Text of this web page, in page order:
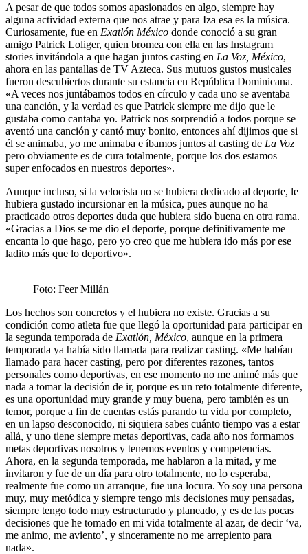
A pesar de que todos somos apasionados en algo, siempre hay
alguna actividad externa que nos atrae y para Iza esa es la música.
Curiosamente, fue en Exatlón México donde conoció a su gran
amigo Patrick Loliger, quien bromea con ella en las Instagram
stories invitándola a que hagan juntos casting en La Voz, México,
ahora en las pantallas de TV Azteca. Sus mutuos gustos musicales
fueron descubiertos durante su estancia en República Dominicana.
«A veces nos juntábamos todos en círculo y cada uno se aventaba
una canción, y la verdad es que Patrick siempre me dijo que le
gustaba como cantaba yo. Patrick nos sorprendió a todos porque se
aventó una canción y cantó muy bonito, entonces ahí dijimos que si
él se animaba, yo me animaba e íbamos juntos al casting de La Voz
pero obviamente es de cura totalmente, porque los dos estamos
super enfocados en nuestros deportes».
Aunque incluso, si la velocista no se hubiera dedicado al deporte, le
hubiera gustado incursionar en la música, pues aunque no ha
practicado otros deportes duda que hubiera sido buena en otra rama.
«Gracias a Dios se me dio el deporte, porque definitivamente me
encanta lo que hago, pero yo creo que me hubiera ido más por ese
ladito más que lo deportivo».
Foto: Feer Millán
Los hechos son concretos y el hubiera no existe. Gracias a su
condición como atleta fue que llegó la oportunidad para participar en
la segunda temporada de Exatlón, México, aunque en la primera
temporada ya había sido llamada para realizar casting. «Me habían
llamado para hacer casting, pero por diferentes razones, tantos
personales como deportivas, en ese momento no me animé más que
nada a tomar la decisión de ir, porque es un reto totalmente diferente,
es una oportunidad muy grande y muy buena, pero también es un
temor, porque a fin de cuentas estás parando tu vida por completo,
en un lapso desconocido, ni siquiera sabes cuánto tiempo vas a estar
allá, y uno tiene siempre metas deportivas, cada año nos formamos
metas deportivas nosotros y tenemos eventos y competencias.
Ahora, en la segunda temporada, me hablaron a la mitad, y me
invitaron y fue de un día para otro totalmente, no lo esperaba,
realmente fue como un arranque, fue una locura. Yo soy una persona
muy, muy metódica y siempre tengo mis decisiones muy pensadas,
siempre tengo todo muy estructurado y planeado, y es de las pocas
decisiones que he tomado en mi vida totalmente al azar, de decir ‘va,
me animo, me aviento’, y sinceramente no me arrepiento para
nada».